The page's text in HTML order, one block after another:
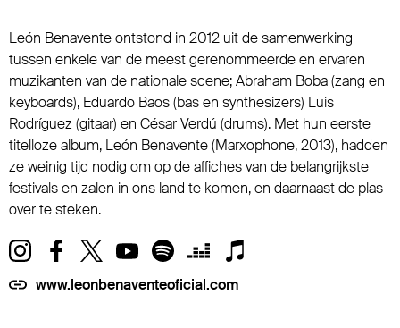
León Benavente ontstond in 2012 uit de samenwerking
tussen enkele van de meest gerenommeerde en ervaren
muzikanten van de nationale scene; Abraham Boba (zang en
keyboards), Eduardo Baos (bas en synthesizers) Luis
Rodríguez (gitaar) en César Verdú (drums). Met hun eerste
titelloze album, León Benavente (Marxophone, 2013), hadden
ze weinig tijd nodig om op de affiches van de belangrijkste
festivals en zalen in ons land te komen, en daarnaast de plas
over te steken.
www.leonbenaventeoficial.com